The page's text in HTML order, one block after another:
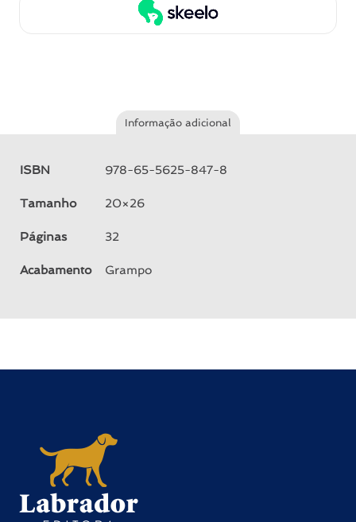
Informação adicional
ISBN 978-65-5625-847-8
Tamanho 20×26
Páginas 32
Acabamento Grampo